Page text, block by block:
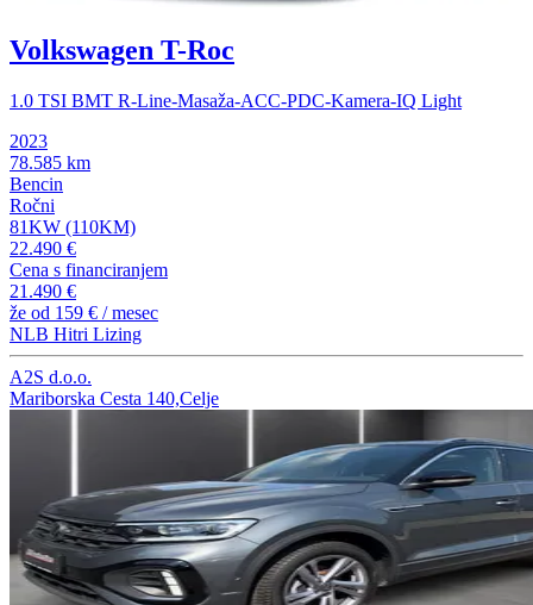
Volkswagen T-Roc
1.0 TSI BMT R-Line-Masaža-ACC-PDC-Kamera-IQ Light
2023
78.585 km
Bencin
Ročni
81KW (110KM)
22.490 €
Cena s financiranjem
21.490 €
že od 159 € / mesec
NLB Hitri Lizing
A2S d.o.o.
Mariborska Cesta 140,Celje